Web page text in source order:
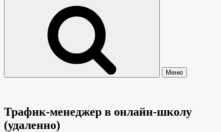
Меню
Трафик-менеджер в онлайн-школу
(удаленно)